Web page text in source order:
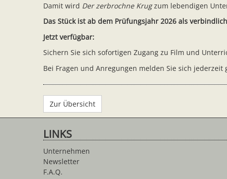
Damit wird Der zerbrochne Krugzum lebendigen
Das Stück ist ab dem Prüfungsjahr 2026 als
Jetzt verfügbar:
Sichern Sie sich sofortigen Zugang zu Film und
Bei Fragen und Anregungen melden Sie sich jederzeit
Zur Übersicht
LINKS
Unternehmen
Newsletter
F.A.Q.